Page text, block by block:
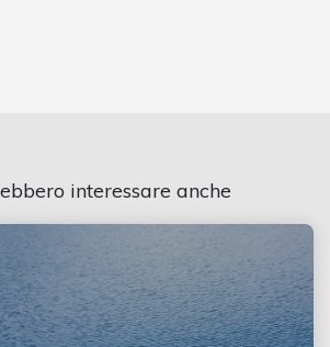
interessare anche